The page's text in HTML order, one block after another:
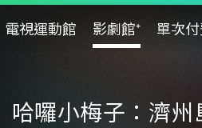
電視運動館 影劇館⁺ 單次
哈囉小梅子：濟州